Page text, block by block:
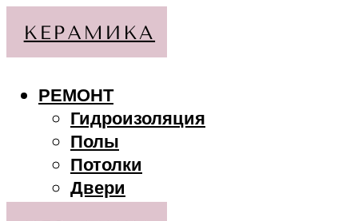
РЕМОНТ
Гидроизоляция
Полы
Потолки
Двери